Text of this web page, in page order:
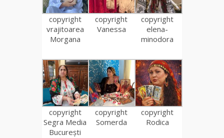
copyright
vrajitoarea
Morgana
copyright
Vanessa
copyright
elena-
minodora
copyright
Segra Media
București
copyright
Somerda
copyright
Rodica